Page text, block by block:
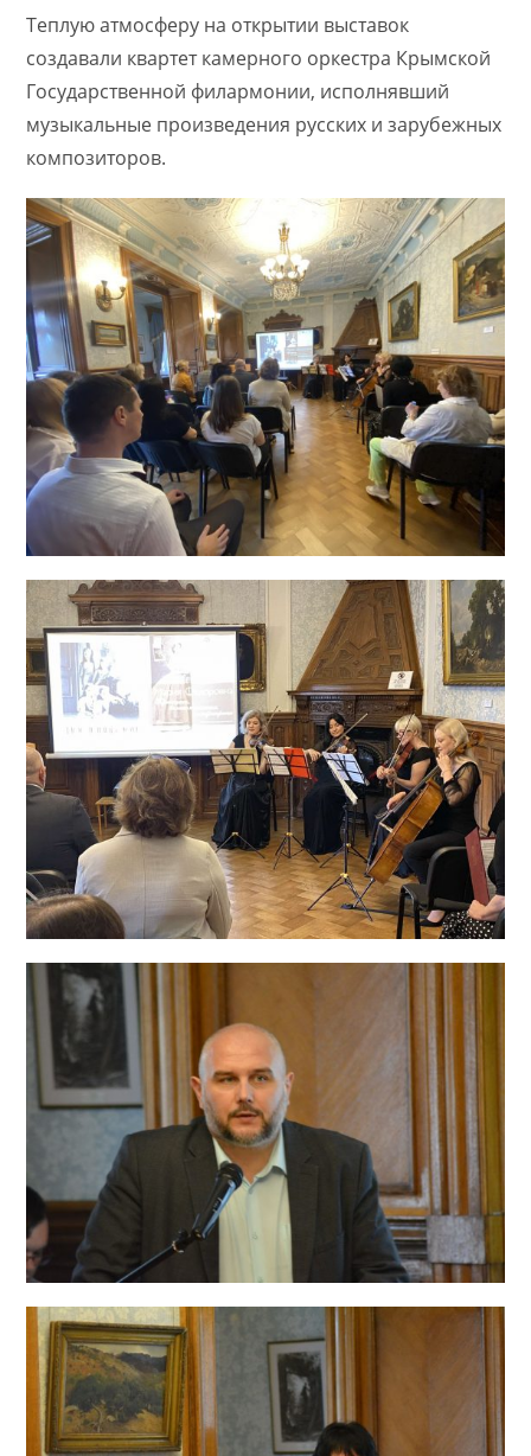
Теплую атмосферу на открытии выставок
создавали квартет камерного оркестра Крымской
Государственной филармонии, исполнявший
музыкальные произведения русских и зарубежных
композиторов.